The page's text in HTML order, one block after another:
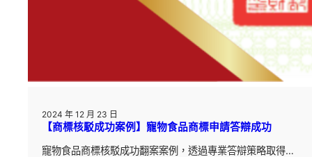
2024 年 12 月 23 日
【商標核駁成功案例】寵物食品商標申請答辯成功
寵物食品商標核駁成功翻案案例，透過專業答辯策略取得…